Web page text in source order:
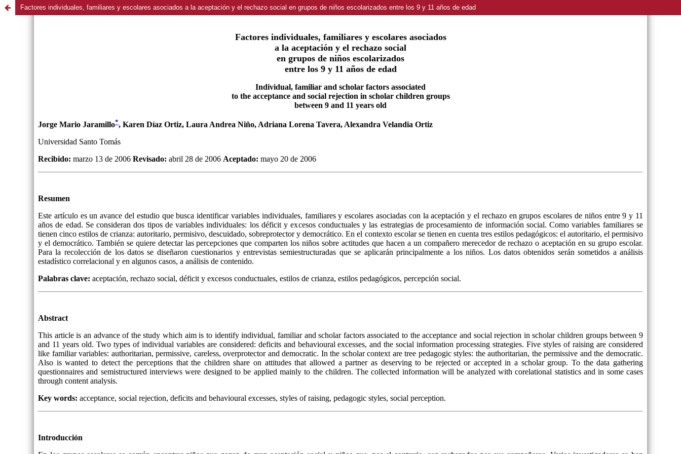
Factores individuales, familiares y escolares asociados a la aceptación y el rechazo social en grupos de niños escolarizados entre los 9 y 11 años de edad